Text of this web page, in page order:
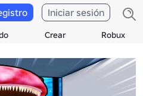
Crear Robux
Iniciar sesión